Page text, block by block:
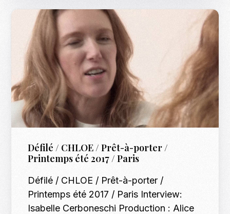
Défilé / CHLOE / Prêt-à-porter /
Printemps été 2017 / Paris
Défilé / CHLOE / Prêt-à-porter /
Printemps été 2017 / Paris Interview:
Isabelle Cerboneschi Production : Alice